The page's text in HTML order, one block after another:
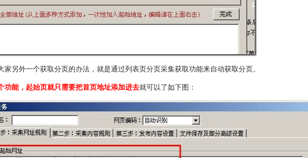
家另外一个获取分页的办法，就是通过列表页分页采集获取功能来自动获取分页。
功能，起始页就只需要把首页地址添加进去就可以了如下图：